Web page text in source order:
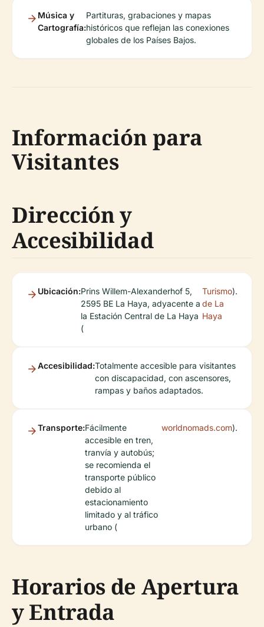
Música y
Cartografía:
Partituras, grabaciones y mapas
históricos que reflejan las conexiones
globales de los Países Bajos.
Información para
Visitantes
Dirección y
Accesibilidad
Ubicación:Prins Willem-Alexanderhof 5,
2595 BE La Haya, adyacente a
la Estación Central de La Haya
(
Turismo
de La
Haya
).
Accesibilidad:Totalmente accesible para visitantes
con discapacidad, con ascensores,
rampas y baños adaptados.
Transporte:Fácilmente
accesible en tren,
tranvía y autobús;
se recomienda el
transporte público
debido al
estacionamiento
limitado y al tráfico
urbano (
worldnomads.com).
Horarios de Apertura
y Entrada